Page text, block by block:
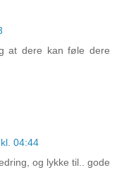
at dere kan føle dere
04:44
og lykke til.. gode